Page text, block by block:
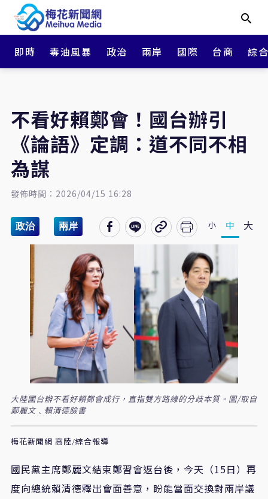
即時 毒油風暴 政治 兩岸 國際 台商 綜
不看好賴鄭會！國台辦引
《論語》定調：道不同不相
為謀
發佈時間：2026/04/15 16:28
政治 兩岸 小 中 大
大陸國台辦不看好賴鄭會成行，直指雙方路線的分歧本質。圖/取自
鄭麗文﹑賴清德臉書
梅花新聞網 高陸/綜合報導
國民黨主席鄭麗文結束鄭習會返台後，今天（15日）再
度向總統賴清德釋出會面善意，盼能當面交換對兩岸議